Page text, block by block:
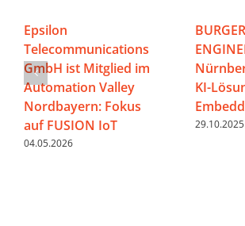
Epsilon
Telecommunications
GmbH ist Mitglied im
Automation Valley
Nordbayern: Fokus
auf FUSION IoT
04.05.2026
BURGER
KI-
29.10.2025